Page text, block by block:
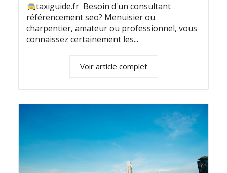
taxiguide.fr Besoin d'un consultant
référencement seo? Menuisier ou
charpentier, amateur ou professionnel, vous
connaissez certainement les...
Voir article complet